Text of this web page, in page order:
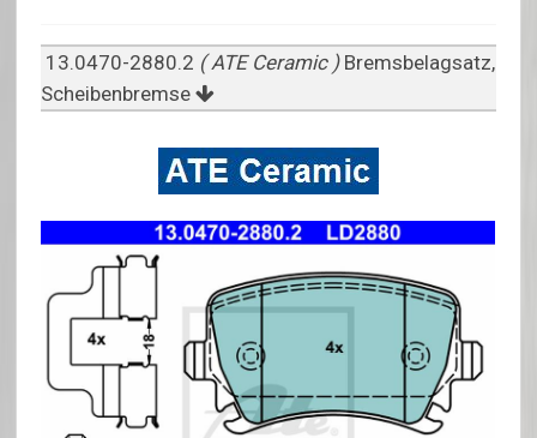
13.0470-2880.2 ( ATE Ceramic ) Bremsbelagsatz,
Scheibenbremse